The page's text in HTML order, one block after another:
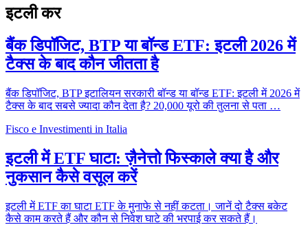
इटली कर
बैंक डिपॉजिट, BTP या बॉन्ड ETF: इटली 2026 में
टैक्स के बाद कौन जीतता है
बैंक डिपॉजिट, BTP इटालियन सरकारी बॉन्ड या बॉन्ड ETF: इटली में 2026 में
टैक्स के बाद सबसे ज्यादा कौन देता है? 20,000 यूरो की तुलना से पता …
Fisco e Investimenti in Italia
इटली में ETF घाटा: ज़ैनेत्तो फिस्काले क्या है और
नुकसान कैसे वसूल करें
इटली में ETF का घाटा ETF के मुनाफे से नहीं कटता। जानें दो टैक्स बकेट
कैसे काम करते हैं और कौन से निवेश घाटे की भरपाई कर सकते हैं।